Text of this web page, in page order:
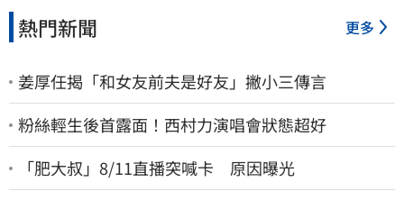
熱門新聞 更多
姜厚任揭「和女友前夫是好友」撇小三傳言
粉絲輕生後首露面！西村力演唱會狀態超好
「肥大叔」8/11直播突喊卡 原因曝光